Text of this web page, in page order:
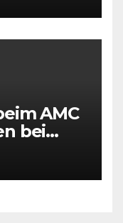
AMC
bei